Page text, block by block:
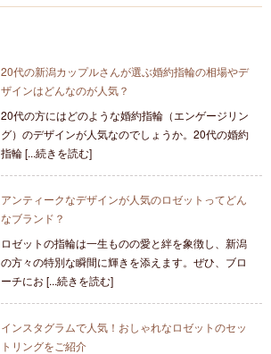
20代の新潟カップルさんが選ぶ婚約指輪の相場やデ
ザインはどんなのが人気？
20代の方にはどのような婚約指輪（エンゲージリン
グ）のデザインが人気なのでしょうか。20代の婚約
指輪 [...続きを読む]
アンティークなデザインが人気のロゼットってどん
なブランド？
ロゼットの指輪は一生ものの愛と絆を象徴し、新潟
の方々の特別な瞬間に輝きを添えます。ぜひ、ブロ
ーチにお [...続きを読む]
インスタグラムで人気！おしゃれなロゼットのセッ
トリングをご紹介